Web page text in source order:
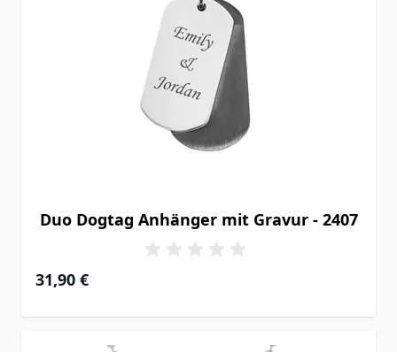
Duo Dogtag Anhänger mit Gravur - 2407
31,90 €